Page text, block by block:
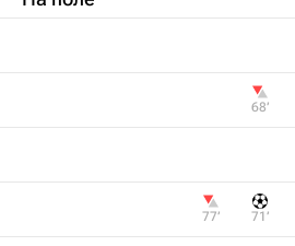
68‎’‎
71‎’‎
77‎’‎